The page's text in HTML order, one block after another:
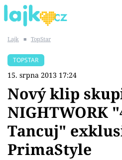
SHOPAHOLICADEL
Témata
Showbyznys
Lajk ■ TopStar
TOPSTAR
15. srpna 2013 17:24
Nový klip
NIGHTWORK
Tancuj"
PrimaStyle